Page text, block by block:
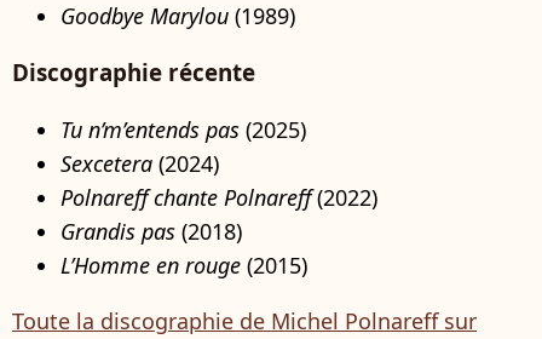
Goodbye Marylou (1989)
Discographie récente
Tu n’m’entends pas (2025)
Sexcetera (2024)
Polnareff chante Polnareff(2022)
Grandis pas (2018)
L’Homme en rouge (2015)
Toute la discographie de Michel Polnareff sur